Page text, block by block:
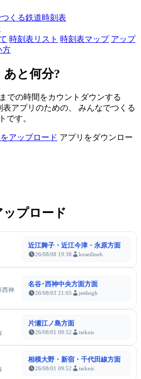
くる鉄道時刻表
時刻表リスト 時刻表マップ アップ
方
あと何分?
での時間をカウントダウンする
表アプリのための、 みんなでつくる
です。
アップロード アプリをダウンロー
プロード
近江舞子・近江今津・永原方面
26/08/08 19:38 koseilineb
西神
名谷･西神中央方面方面
26/08/03 21:05 jettleigh
片瀬江ノ島方面
26/08/01 09:52 tsrknic
相模大野・新宿・千代田線方面
26/08/01 09:52 tsrknic